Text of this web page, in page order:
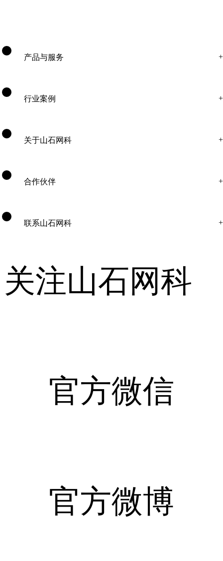
产品与服务
行业案例
关于山石网科
合作伙伴
联系山石网科
关注山石网科
官方微信
官方微博